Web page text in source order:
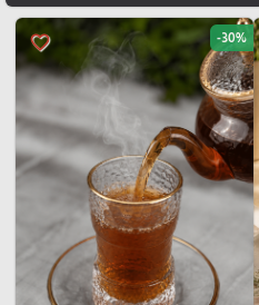
favorite_border -30%